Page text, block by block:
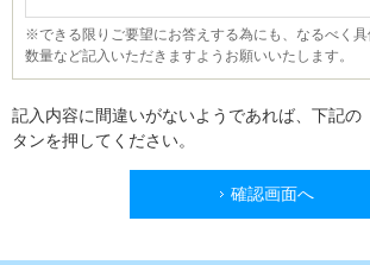
※できる限りご要望にお答えする為にも、なるべく具
数量など記入いただきますようお願いいたします。
記入内容に間違いがないようであれば、下記の
タンを押してください。
確認画面へ